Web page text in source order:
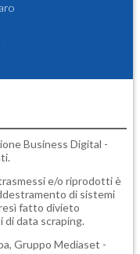
Business Digital -
e/o riprodotti è
di sistemi
fatto divieto
di data scraping.
Gruppo Mediaset -